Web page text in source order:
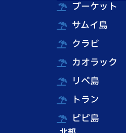
プーケット
サムイ島
クラビ
カオラック
リペ島
トラン
ピピ島